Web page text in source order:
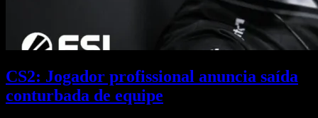
CS2: Jogador profissional anuncia saída
conturbada de equipe